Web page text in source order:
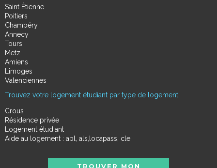
Saint Étienne
Poitiers
Chambéry
Annecy
Tours
Metz
Amiens
Limoges
Valenciennes
Trouvez votre logement étudiant par type de logement
Crous
Résidence privée
Logement étudiant
Aide au logement : apl, als,locapass, cle
TROUVER MON